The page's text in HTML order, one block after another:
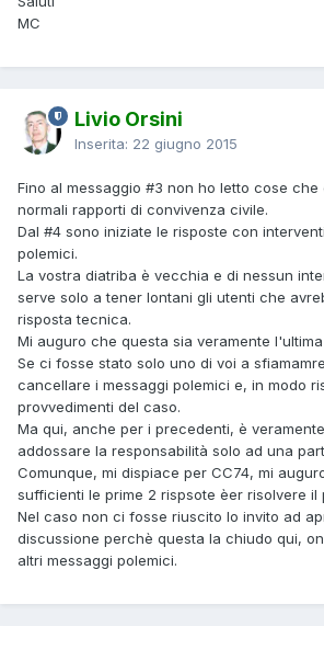
MC
Livio Orsini
Inserita: 22 giugno 2015
Fino al messaggio #3 non ho letto cose
normali rapporti di convivenza civile.
Dal #4 sono iniziate le risposte con
polemici.
La vostra diatriba è vecchia e di nessun
serve solo a tener lontani gli utenti che
risposta tecnica.
Mi auguro che questa sia veramente
Se ci fosse stato solo uno di voi a
cancellare i messaggi polemici e, in modo
provvedimenti del caso.
Ma qui, anche per i precedenti, è
addossare la responsabilità solo ad una
Comunque, mi dispiace per CC74, mi
sufficienti le prime 2 rispsote èer risolvere il
Nel caso non ci fosse riuscito lo invito ad
discussione perchè questa la chiudo qui,
altri messaggi polemici.